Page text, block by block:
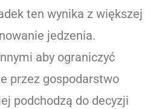
ten wynika z większej
jedzenia.
aby ograniczyć
przez gospodarstwo
podchodzą do decyzji